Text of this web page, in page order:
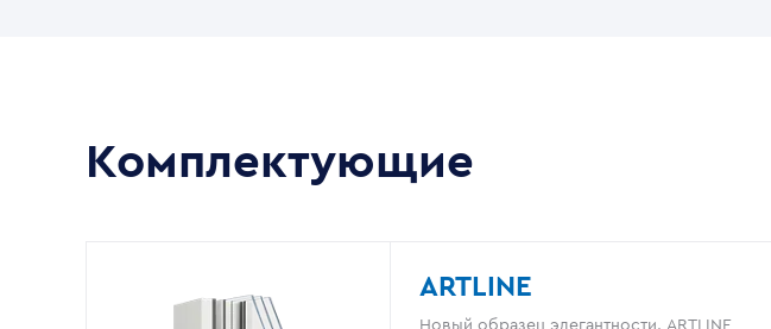
Комплектующие
ARTLINE
Новый образец элегантности. ARTLINE